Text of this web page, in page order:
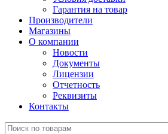
Гарантия на товар
Производители
Магазины
О компании
Новости
Документы
Лицензии
Отчетность
Реквизиты
Контакты